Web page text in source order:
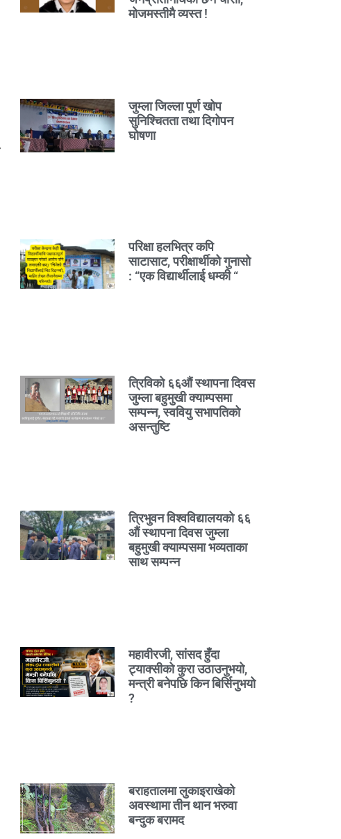
मोजमस्तीमै व्यस्त !
जुम्ला जिल्ला पूर्ण खोप
सुनिश्चितता तथा दिगोपन
घोषणा
परिक्षा हलभित्र कपि
साटासाट, परीक्षार्थीको गुनासो
: “एक विद्यार्थीलाई धम्की “
त्रिविको ६६औं स्थापना दिवस
जुम्ला बहुमुखी क्याम्पसमा
सम्पन्न, स्ववियु सभापतिको
असन्तुष्टि
त्रिभुवन विश्वविद्यालयको ६६
औं स्थापना दिवस जुम्ला
बहुमुखी क्याम्पसमा भव्यताका
साथ सम्पन्न
महावीरजी, सांसद हुँदा
ट्याक्सीको कुरा उठाउनुभयो,
मन्त्री बनेपछि किन बिर्सिनुभयो
?
बराहतालमा लुकाइराखेको
अवस्थामा तीन थान भरुवा
बन्दुक बरामद